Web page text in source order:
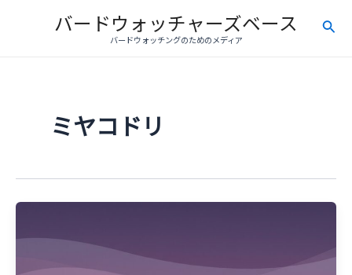
バードウォッチャーズベース
バードウォッチングのためのメディア
検
ミヤコドリ